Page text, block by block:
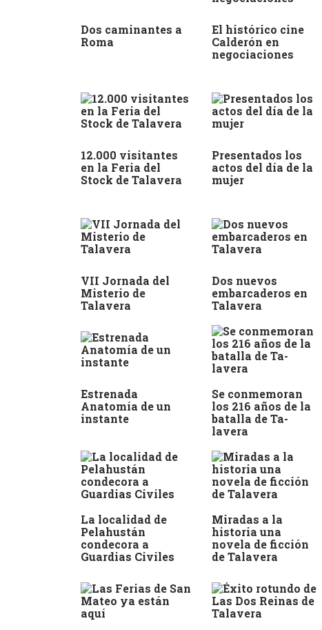
Dos caminantes a
Roma
El histórico cine
Calderón en
negociaciones
12.000 visitantes
en la Feria del
Stock de Talavera
Presentados los
actos del día de la
mujer
VII Jornada del
Misterio de
Talavera
Dos nuevos
embarcaderos en
Talavera
Estrenada
Anatomía de un
instante
Se conmemoran
los 216 años de la
batalla de Ta-
lavera
La localidad de
Pelahustán
condecora a
Guardias Civiles
Miradas a la
historia una
novela de ficción
de Talavera